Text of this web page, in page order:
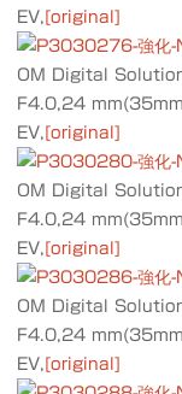
EV, [original]
OM Digital
F4.0,24
EV, [original]
OM Digital
F4.0,24
EV, [original]
OM Digital
F4.0,24
EV, [original]